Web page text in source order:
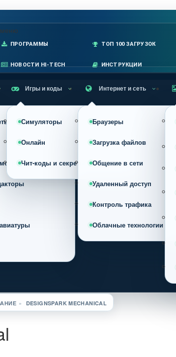
ПРОГРАММЫ ТОП 100 ЗАГРУЗОК
НОВОСТИ HI-TECH ИНСТРУКЦИИ
Игры и коды
Симуляторы
Онлайн
Чит-коды и секреты
Интернет и сеть
Браузеры
Загрузка файлов
Общение в сети
Удаленный доступ
Контроль трафика
Облачные технологии
» DESIGNSPARK MECHANICAL